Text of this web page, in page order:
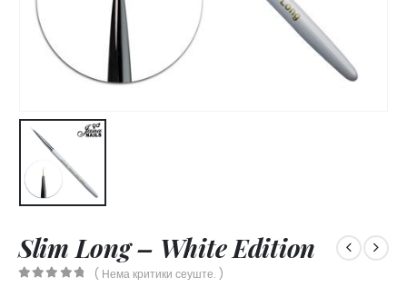
Slim Long – White Edition
( Нема критики сеуште. )